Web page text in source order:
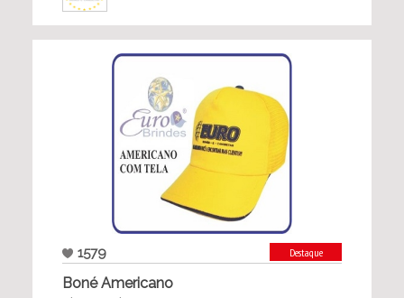
1579 Destaque
Boné Americano